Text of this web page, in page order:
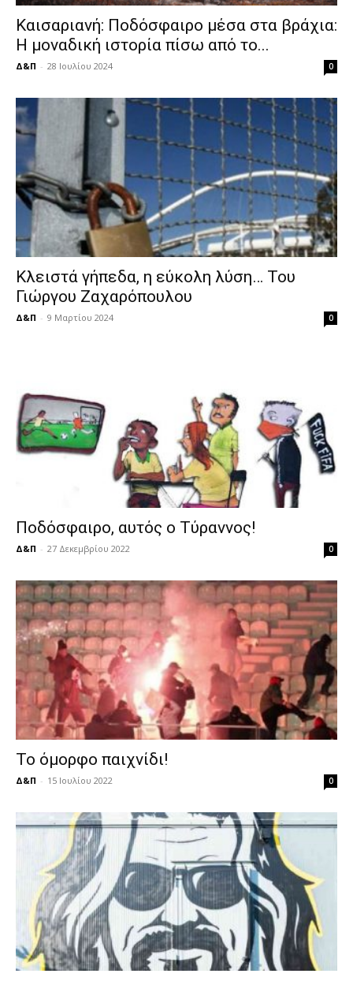
Καισαριανή: Ποδόσφαιρο μέσα στα βράχια:
Η μοναδική ιστορία πίσω από το...
Δ&Π - 28 Ιουλίου 2024 0
Κλειστά γήπεδα, η εύκολη λύση… Του
Γιώργου Ζαχαρόπουλου
Δ&Π - 9 Μαρτίου 2024 0
Ποδόσφαιρο, αυτός ο Τύραννος!
Δ&Π - 27 Δεκεμβρίου 2022 0
Το όμορφο παιχνίδι!
Δ&Π - 15 Ιουλίου 2022 0